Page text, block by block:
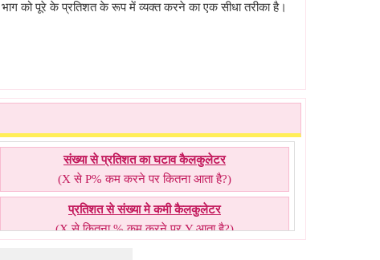
को पूरे के प्रतिशत के रूप में व्यक्त करने का एक सीधा तरीका है।
संख्या से प्रतिशत का घटाव कैलकुलेटर
(X से P% कम करने पर कितना आता है?)
प्रतिशत से संख्या मे कमी कैलकुलेटर
(X से कितना % कम करने पर Y आता है?)